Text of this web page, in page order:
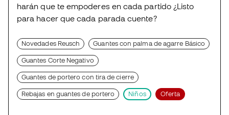
harán que te empoderes en cada partido ¿Listo
para hacer que cada parada cuente?
Novedades Reusch Guantes con palma de agarre Básico
Guantes Corte Negativo
Guantes de portero con tira de cierre
Rebajas en guantes de portero Niños Oferta